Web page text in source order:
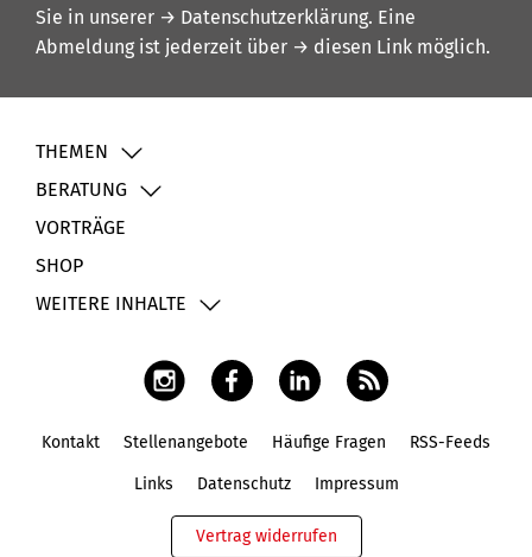
Sie in unserer → Datenschutzerklärung. Eine
Abmeldung ist jederzeit über → diesen Link möglich.
THEMEN
BERATUNG
VORTRÄGE
SHOP
WEITERE INHALTE
Kontakt Stellenangebote Häufige Fragen RSS-Feeds
Links Datenschutz Impressum
Vertrag widerrufen